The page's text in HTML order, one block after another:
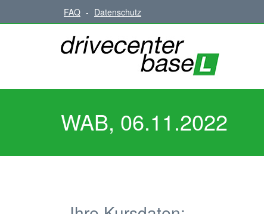
FAQ - Datenschutz
WAB, 06.11.2022